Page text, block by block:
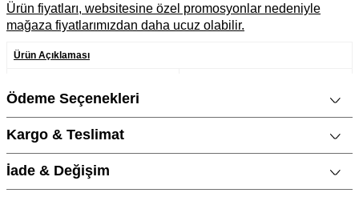
Ürün fiyatları, websitesine özel promosyonlar nedeniyle
mağaza fiyatlarımızdan daha ucuz olabilir.
Ürün Açıklaması
Metal Cinsi
Materyal Rengi Sarı Altın / Gold
Ödeme Seçenekleri
Kargo & Teslimat
İade & Değişim